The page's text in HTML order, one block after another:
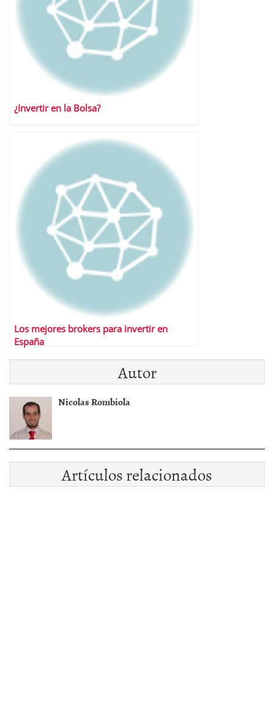
¿Invertir en la Bolsa?
Los mejores brokers para invertir en
España
Autor
Nicolas Rombiola
Artículos relacionados